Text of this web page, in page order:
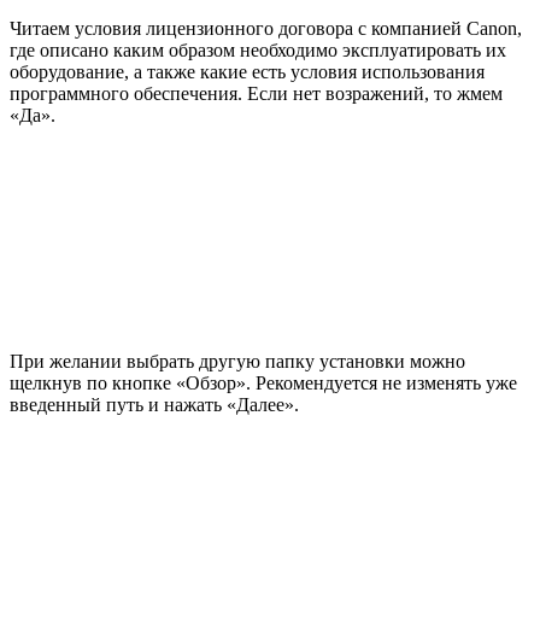
Читаем условия лицензионного договора с компанией Canon,
где описано каким образом необходимо эксплуатировать их
оборудование, а также какие есть условия использования
программного обеспечения. Если нет возражений, то жмем
«Да».
При желании выбрать другую папку установки можно
щелкнув по кнопке «Обзор». Рекомендуется не изменять уже
введенный путь и нажать «Далее».